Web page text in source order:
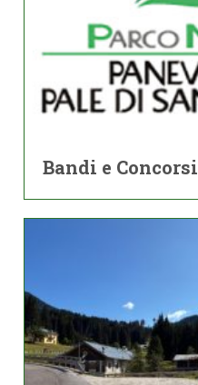
Bandi e Concorsi